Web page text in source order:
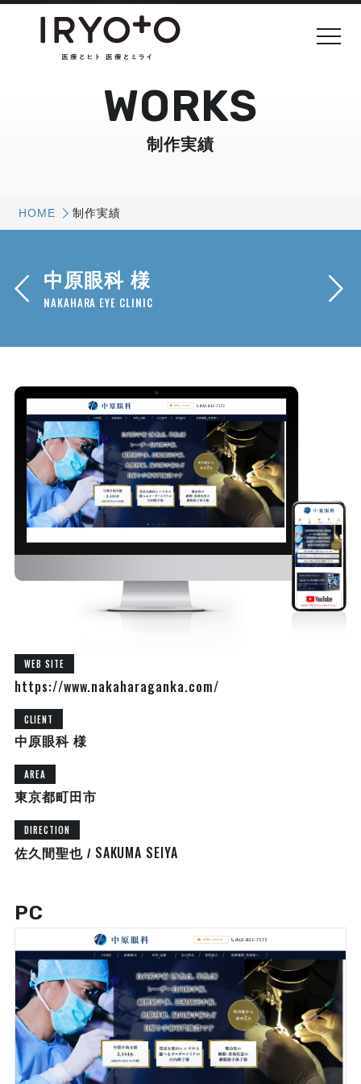
WORKS
制作実績
HOME 制作実績
中原眼科 様
NAKAHARA EYE CLINIC
WEB SITE
https://www.nakaharaganka.com/
CLIENT
中原眼科 様
AREA
東京都町田市
DIRECTION
佐久間聖也 / SAKUMA SEIYA
PC